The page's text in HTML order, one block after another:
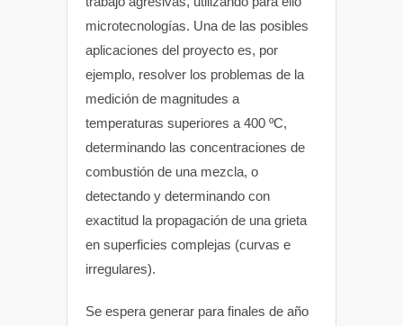
microtecnologías. Una de las posibles
aplicaciones del proyecto es, por
ejemplo, resolver los problemas de la
medición de magnitudes a
temperaturas superiores a 400 ºC,
determinando las concentraciones de
combustión de una mezcla, o
detectando y determinando con
exactitud la propagación de una grieta
en superficies complejas (curvas e
irregulares).
Se espera generar para finales de año